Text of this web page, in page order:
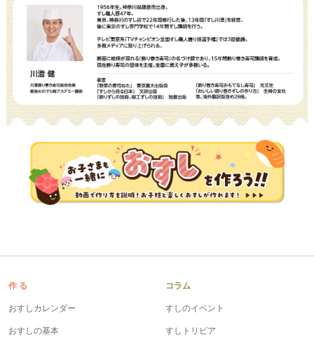
作 る
おすしカレンダー
おすしの基本
コラム
すしのイベント
すしトリビア